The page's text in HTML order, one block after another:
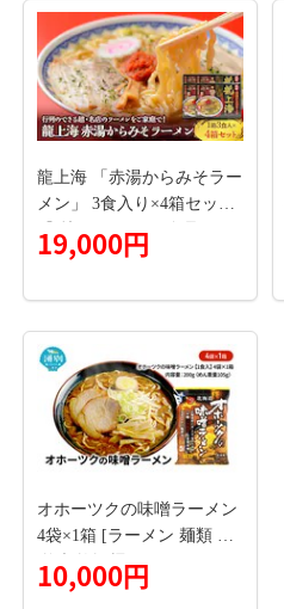
龍上海 「赤湯からみそラー
メン」 3食入り×4箱セット
『(株)アイランド食品』 ら
ーめん 辛 味噌 行列 人気店
19,000円
オホーツクの味噌ラーメン
4袋×1箱 [ラーメン 麺類 味
噌味 乾燥麺 つらら ]
10,000円